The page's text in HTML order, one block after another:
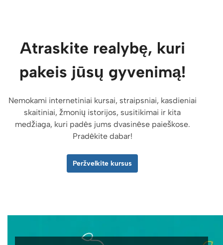
Atraskite realybę, kuri
pakeis jūsų gyvenimą!
Nemokami internetiniai kursai, straipsniai, kasdieniai
skaitiniai, žmonių istorijos, susitikimai ir kita
medžiaga, kuri padės jums dvasinėse paieškose.
Pradėkite dabar!
Peržvelkite kursus